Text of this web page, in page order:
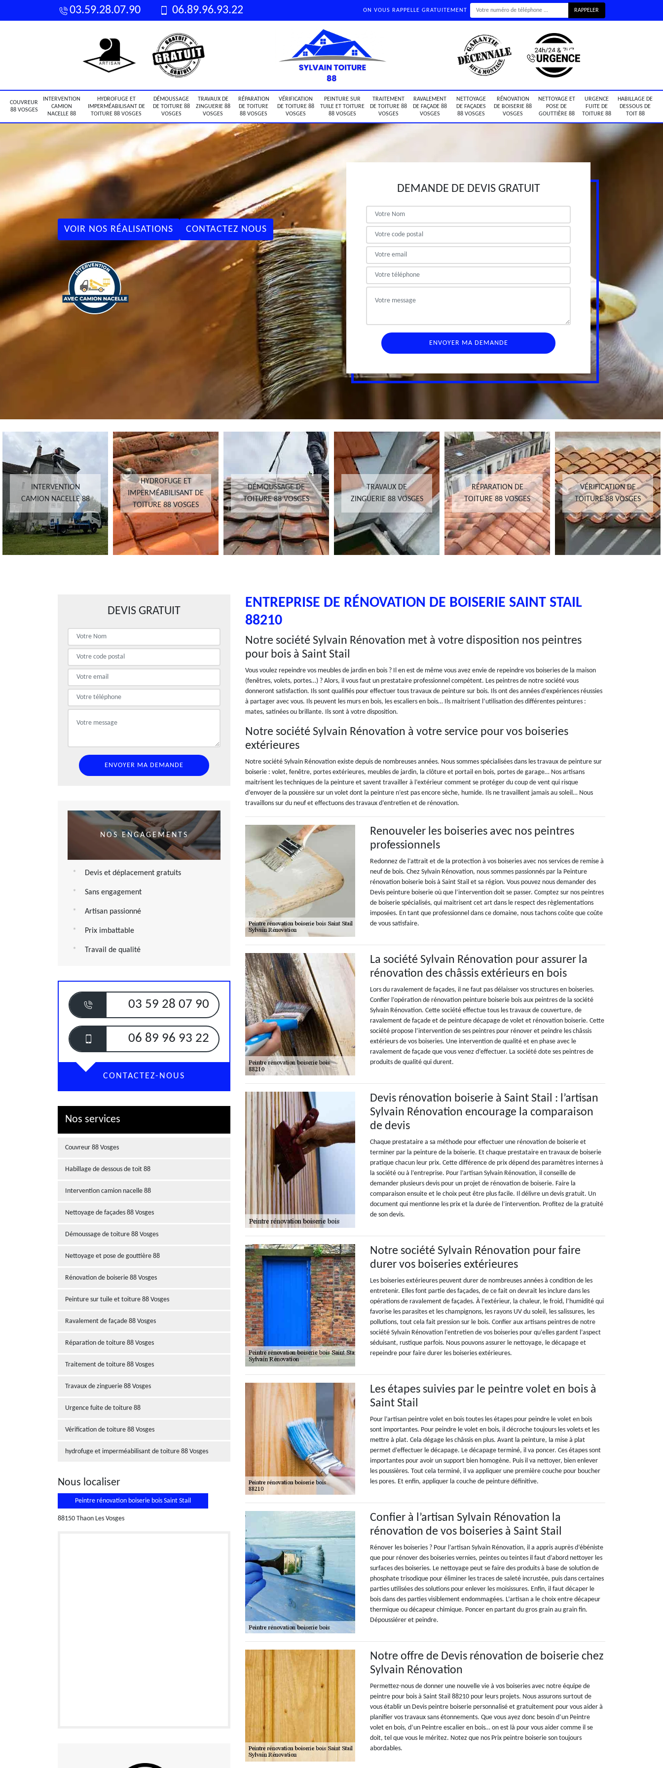
03.59.28.07.90 06.89.96.93.22 ON VOUS RAPPELLE GRATUITEMENT
COUVREUR
88 VOSGES
INTERVENTION
CAMION
NACELLE 88
HYDROFUGE ET
IMPERMÉABILISANT DE
TOITURE 88 VOSGES
DÉMOUSSAGE
DE TOITURE 88
VOSGES
TRAVAUX DE
ZINGUERIE 88
VOSGES
RÉPARATION
DE TOITURE
88 VOSGES
VÉRIFICATION
DE TOITURE 88
VOSGES
PEINTURE SUR
TUILE ET TOITURE
88 VOSGES
TRAITEMENT
DE TOITURE 88
VOSGES
RAVALEMENT
DE FAÇADE 88
VOSGES
NETTOYAGE
DE FAÇADES
88 VOSGES
RÉNOVATION
DE BOISERIE 88
VOSGES
NETTOYAGE ET
POSE DE
GOUTTIÈRE 88
URGENCE
FUITE DE
TOITURE 88
HABILLAGE DE
DESSOUS DE
TOIT 88
VOIR NOS RÉALISATIONS CONTACTEZ NOUS
DEMANDE DE DEVIS GRATUIT
HYDROFUGE ET
IMPERMÉABILISANT DE
TOITURE 88 VOSGES
DÉMOUSSAGE DE
TOITURE 88 VOSGES
TRAVAUX DE
ZINGUERIE 88 VOSGES
RÉPARATION DE
TOITURE 88 VOSGES
VÉRIFICATION DE
TOITURE 88 VOSGES
PEINTURE SUR TUILE
ET TOITURE 88 VOSGES
DEVIS GRATUIT
NOS ENGAGEMENTS
Devis et déplacement gratuits
Sans engagement
Artisan passionné
Prix imbattable
Travail de qualité
03 59 28 07 90
06 89 96 93 22
CONTACTEZ-NOUS
Nos services
Couvreur 88 Vosges
Habillage de dessous de toit 88
Intervention camion nacelle 88
Nettoyage de façades 88 Vosges
Démoussage de toiture 88 Vosges
Nettoyage et pose de gouttière 88
Rénovation de boiserie 88 Vosges
Peinture sur tuile et toiture 88 Vosges
Ravalement de façade 88 Vosges
Réparation de toiture 88 Vosges
Traitement de toiture 88 Vosges
Travaux de zinguerie 88 Vosges
Urgence fuite de toiture 88
Vérification de toiture 88 Vosges
hydrofuge et imperméabilisant de toiture 88 Vosges
Nous localiser
Peintre rénovation boiserie bois Saint Stail
88150 Thaon Les Vosges
ENTREPRISE DE RÉNOVATION DE BOISERIE SAINT STAIL
88210
Notre société Sylvain Rénovation met à votre disposition nos peintres
pour bois à Saint Stail
Vous voulez repeindre vos meubles de jardin en bois ? Il en est de même vous avez envie de repeindre vos boiseries de la maison
(fenêtres, volets, portes…) ? Alors, il vous faut un prestataire professionnel compétent. Les peintres de notre société vous
donneront satisfaction. Ils sont qualifiés pour effectuer tous travaux de peinture sur bois. Ils ont des années d’expériences réussies
à partager avec vous. Ils peuvent les murs en bois, les escaliers en bois… Ils maitrisent l’utilisation des différentes peintures :
mates, satinées ou brillante. Ils sont à votre disposition.
Notre société Sylvain Rénovation à votre service pour vos boiseries
extérieures
Notre société Sylvain Rénovation existe depuis de nombreuses années. Nous sommes spécialisées dans les travaux de peinture sur
boiserie : volet, fenêtre, portes extérieures, meubles de jardin, la clôture et portail en bois, portes de garage… Nos artisans
maitrisent les techniques de la peinture et savent travailler à l’extérieur comment se protéger du coup de vent qui risque
d’envoyer de la poussière sur un volet dont la peinture n’est pas encore sèche, humide. Ils ne travaillent jamais au soleil… Nous
travaillons sur du neuf et effectuons des travaux d’entretien et de rénovation.
Renouveler les boiseries avec nos peintres
professionnels
Redonnez de l’attrait et de la protection à vos boiseries avec nos services de remise à
neuf de bois. Chez Sylvain Rénovation, nous sommes passionnés par la Peinture
rénovation boiserie bois à Saint Stail et sa région. Vous pouvez nous demander des
Devis peinture boiserie où que l’intervention doit se passer. Comptez sur nos peintres
de boiserie spécialisés, qui maitrisent cet art dans le respect des règlementations
imposées. En tant que professionnel dans ce domaine, nous tachons coûte que coûte
de vous satisfaire.
La société Sylvain Rénovation pour assurer la
rénovation des châssis extérieurs en bois
Lors du ravalement de façades, il ne faut pas délaisser vos structures en boiseries.
Confier l’opération de rénovation peinture boiserie bois aux peintres de la société
Sylvain Rénovation. Cette société effectue tous les travaux de couverture, de
ravalement de façade et de peinture décapage de volet et rénovation boiserie. Cette
société propose l’intervention de ses peintres pour rénover et peindre les châssis
extérieurs de vos boiseries. Une intervention de qualité et en phase avec le
ravalement de façade que vous venez d’effectuer. La société dote ses peintres de
produits de qualité qui durent.
Devis rénovation boiserie à Saint Stail : l’artisan
Sylvain Rénovation encourage la comparaison
de devis
Chaque prestataire a sa méthode pour effectuer une rénovation de boiserie et
terminer par la peinture de la boiserie. Et chaque prestataire en travaux de boiserie
pratique chacun leur prix. Cette différence de prix dépend des paramètres internes à
la société ou à l’entreprise. Pour l’artisan Sylvain Rénovation, il conseille de
demander plusieurs devis pour un projet de rénovation de boiserie. Faire la
comparaison ensuite et le choix peut être plus facile. Il délivre un devis gratuit. Un
document qui mentionne les prix et la durée de l’intervention. Profitez de la gratuité
de son devis.
Notre société Sylvain Rénovation pour faire
durer vos boiseries extérieures
Les boiseries extérieures peuvent durer de nombreuses années à condition de les
entretenir. Elles font partie des façades, de ce fait on devrait les inclure dans les
opérations de ravalement de façades. À l’extérieur, la chaleur, le froid, l’humidité qui
favorise les parasites et les champignons, les rayons UV du soleil, les salissures, les
pollutions, tout cela fait pression sur le bois. Confier aux artisans peintres de notre
société Sylvain Rénovation l’entretien de vos boiseries pour qu’elles gardent l’aspect
séduisant, rustique parfois. Nous pouvons assurer le nettoyage, le décapage et
repeindre pour faire durer les boiseries extérieures.
Les étapes suivies par le peintre volet en bois à
Saint Stail
Pour l’artisan peintre volet en bois toutes les étapes pour peindre le volet en bois
sont importantes. Pour peindre le volet en bois, il décroche toujours les volets et les
mettre à plat. Cela dégage les châssis en plus. Avant la peinture, la mise à plat
permet d’effectuer le décapage. Le décapage terminé, il va poncer. Ces étapes sont
importantes pour avoir un support bien homogène. Puis il va nettoyer, bien enlever
les poussières. Tout cela terminé, il va appliquer une première couche pour boucher
les pores. Et enfin, appliquer la couche de peinture définitive.
Confier à l’artisan Sylvain Rénovation la
rénovation de vos boiseries à Saint Stail
Rénover les boiseries ? Pour l’artisan Sylvain Rénovation, il a appris auprès d’ébéniste
que pour rénover des boiseries vernies, peintes ou teintes il faut d’abord nettoyer les
surfaces des boiseries. Le nettoyage peut se faire des produits à base de solution de
phosphate trisodique pour éliminer les traces de saleté incrustée, puis dans certaines
parties utilisées des solutions pour enlever les moisissures. Enfin, il faut décaper le
bois dans des parties visiblement endommagées. L’artisan a le choix entre décapeur
thermique ou décapeur chimique. Poncer en partant du gros grain au grain fin.
Dépoussiérer et peindre.
Notre offre de Devis rénovation de boiserie chez
Sylvain Rénovation
Permettez-nous de donner une nouvelle vie à vos boiseries avec notre équipe de
peintre pour bois à Saint Stail 88210 pour leurs projets. Nous assurons surtout de
vous établir un Devis peintre boiserie personnalisé et gratuitement pour vous aider à
planifier vos travaux sans étonnements. Que vous ayez donc besoin d’un Peintre
volet en bois, d’un Peintre escalier en bois… on est là pour vous aider comme il se
doit, tel que vous le méritez. Notez que nos Prix peintre boiserie son toujours
abordables.